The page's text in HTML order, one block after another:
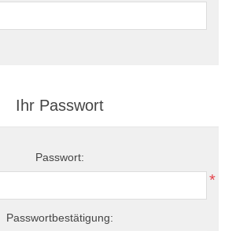
Ihr Passwort
Passwort:
*
Passwortbestätigung: